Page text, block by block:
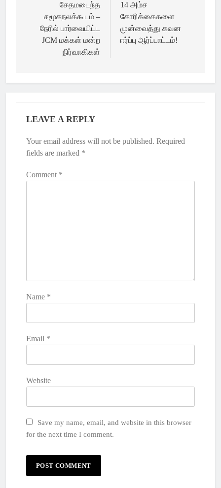
navigationசேதமடைந்த
சமூகநலக்கூடம் –
நேரில் பார்வையிட்ட
JCM மக்கள் மன்ற
நிர்வாகிகள்
14 அம்ச
கோரிக்கைகளை
முன்வைத்து கவன
ஈர்ப்பு ஆர்ப்பாட்டம்!
LEAVE A REPLY
Your email address will not be published. Required
fields are marked *
Comment *
Name *
Email *
Website
Save my name, email, and website in this browser
for the next time I comment.